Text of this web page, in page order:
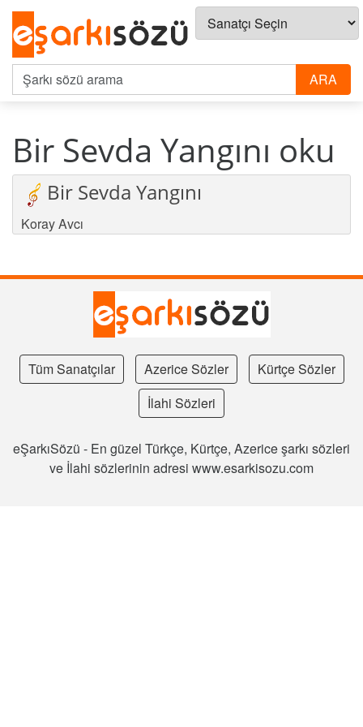
Bir Sevda Yangını oku
Bir Sevda Yangını
Koray Avcı
Tüm Sanatçılar Azerice Sözler
Kürtçe Sözler
İlahi Sözleri
eŞarkıSözü - En güzel Türkçe, Kürtçe, Azerice şarkı sözleri
ve İlahi sözlerinin adresi www.esarkisozu.com